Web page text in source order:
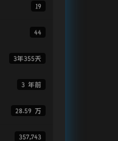
19
44
3年355天
3 年前
28.59 万
357,743